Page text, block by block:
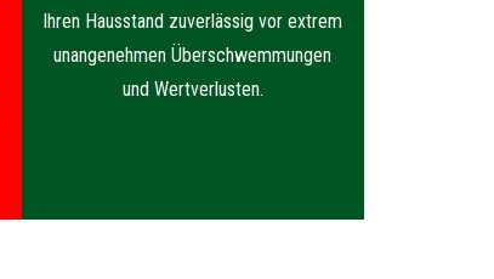
Ihren Hausstand zuverlässig vor extrem
unangenehmen Überschwemmungen
und Wertverlusten.